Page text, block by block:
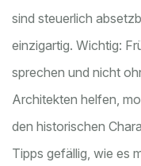
sind steuerlich
einzigartig. Wichtig:
sprechen und nicht
Architekten helfen,
den historischen
Tipps gefällig, wie es